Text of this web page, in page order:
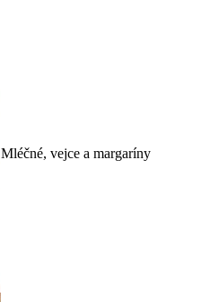
Mléčné, vejce a margaríny